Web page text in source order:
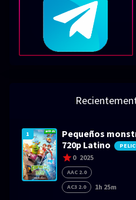
1
Pequeños
720p Latino
0 2025
AAC 2.0
AC3 2.0
1h 25m